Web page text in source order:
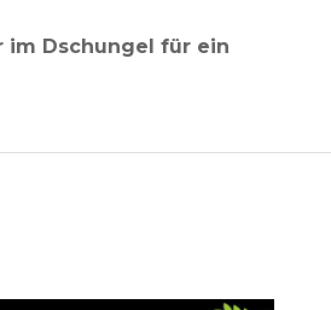
Dschungel für ein